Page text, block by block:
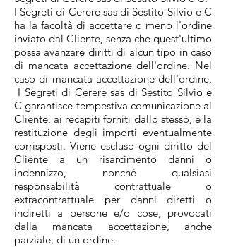
I Segreti di Cerere sas di Sestito Silvio e C
ha la facoltà di accettare o meno l'ordine
inviato dal Cliente, senza che quest'ultimo
possa avanzare diritti di alcun tipo in caso
di mancata accettazione dell'ordine. Nel
caso di mancata accettazione dell'ordine,
I Segreti di Cerere sas di Sestito Silvio e
C garantisce tempestiva comunicazione al
Cliente, ai recapiti forniti dallo stesso, e la
restituzione degli importi eventualmente
corrisposti. Viene escluso ogni diritto del
Cliente a un risarcimento danni o
indennizzo, nonché qualsiasi
responsabilità contrattuale o
extracontrattuale per danni diretti o
indiretti a persone e/o cose, provocati
dalla mancata accettazione, anche
parziale, di un ordine.